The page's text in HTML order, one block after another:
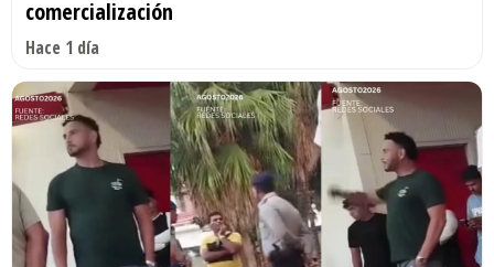
comercialización
Hace 1 día